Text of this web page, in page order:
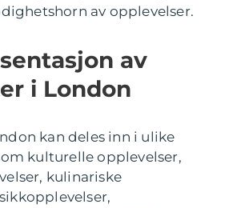
av opplevelser.
av
i London
kan deles inn i ulike
kulturelle opplevelser,
kulinariske